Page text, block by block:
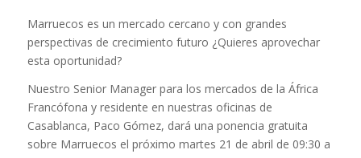
Marruecos es un mercado cercano y con grandes
perspectivas de crecimiento futuro ¿Quieres aprovechar
esta oportunidad?
Nuestro Senior Manager para los mercados de la África
Francófona y residente en nuestras oficinas de
Casablanca, Paco Gómez, dará una ponencia gratuita
sobre Marruecos el próximo martes 21 de abril de 09:30 a